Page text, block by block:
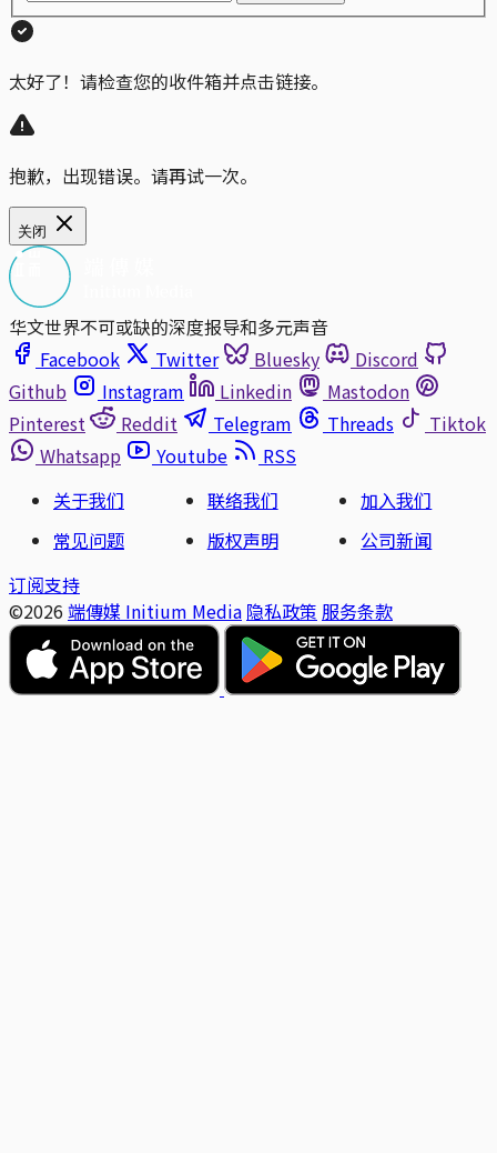
太好了！请检查您的收件箱并点击链接。
抱歉，出现错误。请再试一次。
关闭
华文世界不可或缺的深度报导和多元声音
Facebook
Twitter Bluesky
Discord
Github
Instagram Linkedin
Mastodon
Pinterest
Reddit Telegram Threads
Tiktok
Whatsapp
Youtube
RSS
关于我们
联络我们
加入我们
常见问题
版权声明
公司新闻
订阅支持
©2026 端傳媒 Initium Media 隐私政策 服务条款